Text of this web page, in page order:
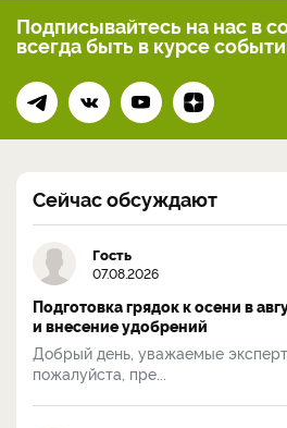
Подписывайтесь на нас в
всегдабыть в курсе
Сейчас обсуждают
Гость
07.08.2026
Подготовка грядок к осени в
и внесение удобрений
Добрый день, уважаемые
пожалуйста, пре...